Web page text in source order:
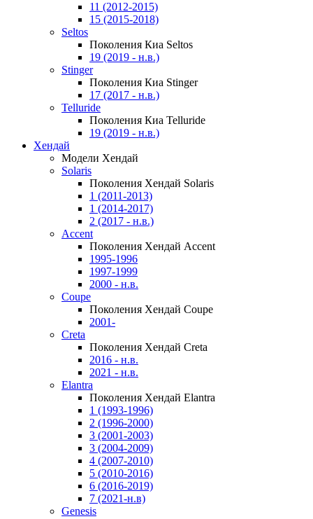
11 (2012-2015)
15 (2015-2018)
Seltos
Поколения Киа Seltos
19 (2019 - н.в.)
Stinger
Поколения Киа Stinger
17 (2017 - н.в.)
Telluride
Поколения Киа Telluride
19 (2019 - н.в.)
Хендай
Модели Хендай
Solaris
Поколения Хендай Solaris
1 (2011-2013)
1 (2014-2017)
2 (2017 - н.в.)
Accent
Поколения Хендай Accent
1995-1996
1997-1999
2000 - н.в.
Coupe
Поколения Хендай Coupe
2001-
Creta
Поколения Хендай Creta
2016 - н.в.
2021 - н.в.
Elantra
Поколения Хендай Elantra
1 (1993-1996)
2 (1996-2000)
3 (2001-2003)
3 (2004-2009)
4 (2007-2010)
5 (2010-2016)
6 (2016-2019)
7 (2021-н.в)
Genesis